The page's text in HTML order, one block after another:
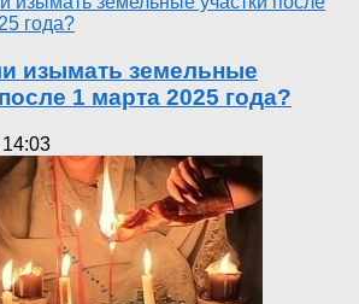
изымать земельные
1 марта 2025 года?